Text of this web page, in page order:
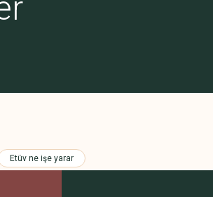
Etüv ne işe yarar